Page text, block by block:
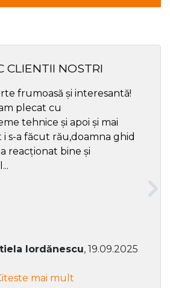
CLIENTII NOSTRI
frumoasă și interesantă!
plecat cu
tehnice și apoi și mai
s-a făcut rău,doamna ghid
reacționat bine și
Iordănescu, 19.09.2025
mai mult